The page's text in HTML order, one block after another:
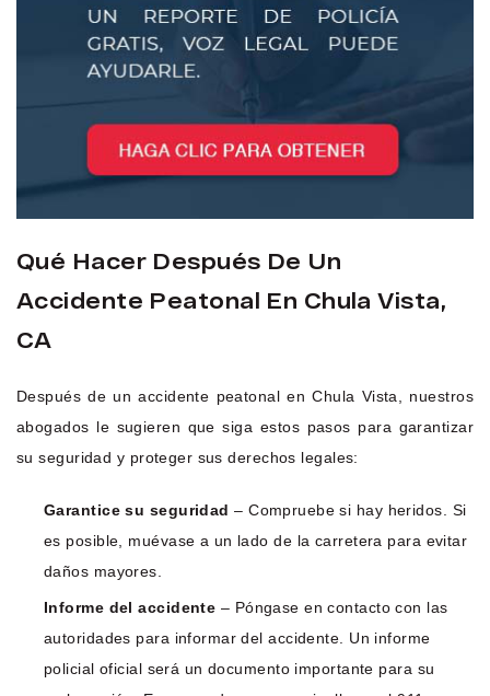
Qué Hacer Después De Un
Accidente Peatonal En Chula Vista,
CA
Después de un accidente peatonal en Chula Vista, nuestros
abogados le sugieren que siga estos pasos para garantizar
su seguridad y proteger sus derechos legales:
Garantice su seguridad – Compruebe si hay heridos. Si
es posible, muévase a un lado de la carretera para evitar
daños mayores.
Informe del accidente – Póngase en contacto con las
autoridades para informar del accidente. Un informe
policial oficial será un documento importante para su